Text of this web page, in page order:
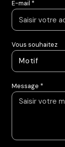
E-mail *
Vous souhaitez
Motif
Message *